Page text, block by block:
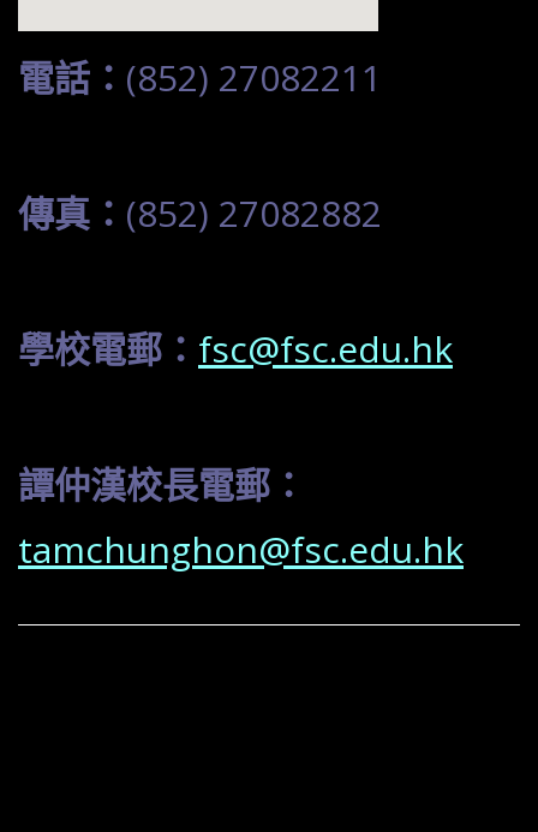
電話： (852) 27082211
傳真： (852) 27082882
學校電郵： fsc@fsc.edu.hk
譚仲漢校長電郵：
tamchunghon@fsc.edu.hk